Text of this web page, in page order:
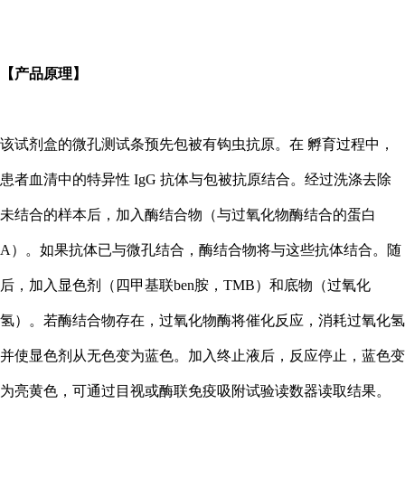
【产品原理】
该试剂盒的微孔测试条预先包被有钩虫抗原。在 孵育过程中，
患者血清中的特异性 IgG 抗体与包被抗原结合。经过洗涤去除
未结合的样本后，加入酶结合物（与过氧化物酶结合的蛋白
A）。如果抗体已与微孔结合，酶结合物将与这些抗体结合。随
后，加入显色剂（四甲基联ben胺，TMB）和底物（过氧化
氢）。若酶结合物存在，过氧化物酶将催化反应，消耗过氧化氢
并使显色剂从无色变为蓝色。加入终止液后，反应停止，蓝色变
为亮黄色，可通过目视或酶联免疫吸附试验读数器读取结果。